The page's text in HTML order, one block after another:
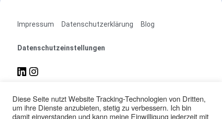
Impressum Datenschutzerklärung Blog
Datenschutzeinstellungen
easimo GmbH
Neustädter Str. 29
Diese Seite nutzt Website Tracking-Technologien von Dritten,
um ihre Dienste anzubieten, stetig zu verbessern. Ich bin
damit einverstanden und kann meine Einwilligung jederzeit mit